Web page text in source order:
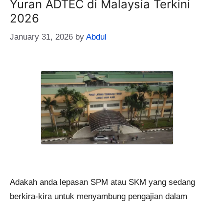
Yuran ADTEC di Malaysia Terkini
2026
January 31, 2026 by Abdul
Adakah anda lepasan SPM atau SKM yang sedang
berkira-kira untuk menyambung pengajian dalam